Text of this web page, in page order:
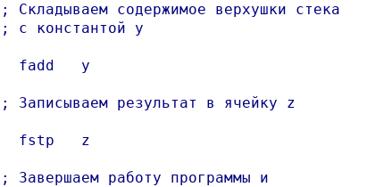
; Складываем содержимое верхушки стека
; с константой y
  fadd   y
; Записываем результат в ячейку z
  fstp   z
; Завершаем работу программы и